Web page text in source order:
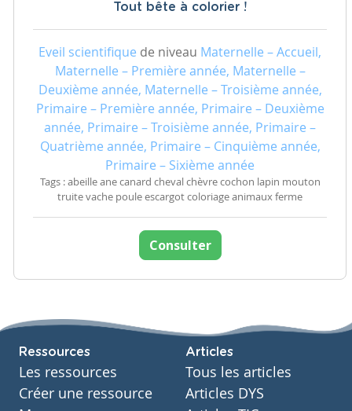
Tout bête à colorier !
Eveil scientifique de niveau Maternelle – Accueil,
Maternelle – Première année, Maternelle –
Deuxième année, Maternelle – Troisième année,
Primaire – Première année, Primaire – Deuxième
année, Primaire – Troisième année, Primaire –
Quatrième année, Primaire – Cinquième année,
Primaire – Sixième année
Tags : abeille ane canard cheval chèvre cochon lapin mouton
truite vache poule escargot coloriage animaux ferme
Consulter
Ressources
Les ressources
Créer une ressource
Articles
Tous les articles
Articles DYS